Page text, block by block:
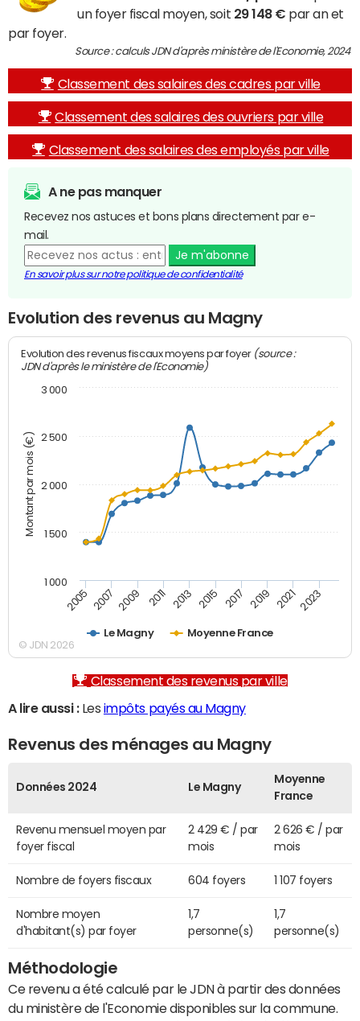
un foyer fiscal moyen, soit 29 148 € par an et
par foyer.
Source : calculs JDN d'après ministère de l'Economie, 2024
Classement des salaires des cadres par ville
Classement des salaires des ouvriers par ville
Classement des salaires des employés par ville
A ne pas manquer
Recevez nos astuces et bons plans directement par e-
mail.
Je m'abonne
En savoir plus sur notre politique de confidentialité
Evolution des revenus au Magny
Montant par mois (€)
Evolution des revenus fiscaux moyens par foyer (source :
JDN d'après le ministère de l'Economie)
Le Magny Moyenne France
2005 2007 2009 2011 2013 2015 2017 2019 2021 2023
1 000
1 500
2 000
2 500
3 000
© JDN 2026
Classement des revenus par ville
A lire aussi :Les impôts payés au Magny
Revenus des ménages au Magny
Données 2024 Le Magny
Moyenne
France
Revenu mensuel moyen par
foyer fiscal
2 429 € / par
mois
2 626 € / par
mois
Nombre de foyers fiscaux 604 foyers 1 107 foyers
Nombre moyen
d'habitant(s) par foyer
1,7
personne(s)
1,7
personne(s)
Méthodologie
Ce revenu a été calculé par le JDN à partir des données
du ministère de l'Economie disponibles sur la commune.